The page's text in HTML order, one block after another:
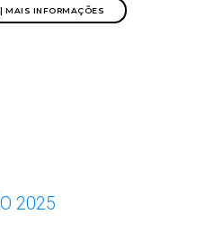
MAIS INFORMAÇÕES
2025